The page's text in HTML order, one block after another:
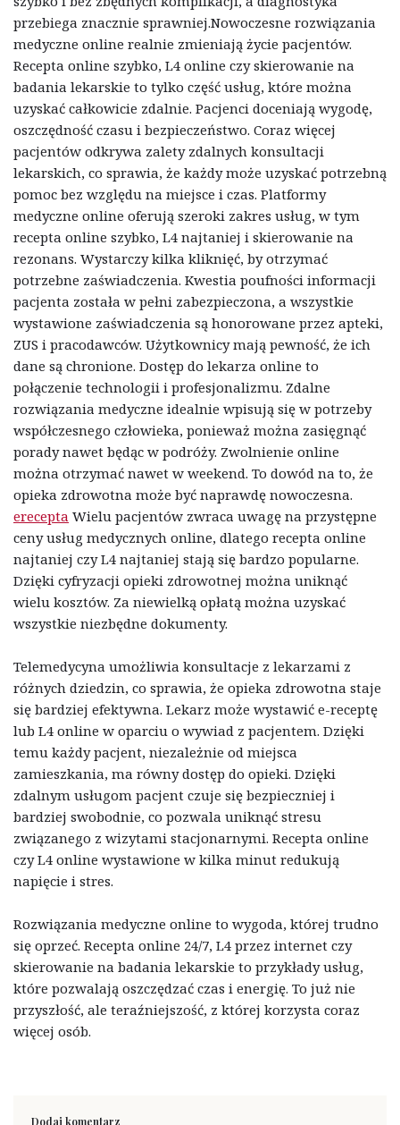
przebiega znacznie sprawniej.Nowoczesne rozwiązania
medyczne online realnie zmieniają życie pacjentów.
Recepta online szybko, L4 online czy skierowanie na
badania lekarskie to tylko część usług, które można
uzyskać całkowicie zdalnie. Pacjenci doceniają wygodę,
oszczędność czasu i bezpieczeństwo. Coraz więcej
pacjentów odkrywa zalety zdalnych konsultacji
lekarskich, co sprawia, że każdy może uzyskać potrzebną
pomoc bez względu na miejsce i czas. Platformy
medyczne online oferują szeroki zakres usług, w tym
recepta online szybko, L4 najtaniej i skierowanie na
rezonans. Wystarczy kilka kliknięć, by otrzymać
potrzebne zaświadczenia. Kwestia poufności informacji
pacjenta została w pełni zabezpieczona, a wszystkie
wystawione zaświadczenia są honorowane przez apteki,
ZUS i pracodawców. Użytkownicy mają pewność, że ich
dane są chronione. Dostęp do lekarza online to
połączenie technologii i profesjonalizmu. Zdalne
rozwiązania medyczne idealnie wpisują się w potrzeby
współczesnego człowieka, ponieważ można zasięgnąć
porady nawet będąc w podróży. Zwolnienie online
można otrzymać nawet w weekend. To dowód na to, że
opieka zdrowotna może być naprawdę nowoczesna.
erecepta Wielu pacjentów zwraca uwagę na przystępne
ceny usług medycznych online, dlatego recepta online
najtaniej czy L4 najtaniej stają się bardzo popularne.
Dzięki cyfryzacji opieki zdrowotnej można uniknąć
wielu kosztów. Za niewielką opłatą można uzyskać
wszystkie niezbędne dokumenty.
Telemedycyna umożliwia konsultacje z lekarzami z
różnych dziedzin, co sprawia, że opieka zdrowotna staje
się bardziej efektywna. Lekarz może wystawić e-receptę
lub L4 online w oparciu o wywiad z pacjentem. Dzięki
temu każdy pacjent, niezależnie od miejsca
zamieszkania, ma równy dostęp do opieki. Dzięki
zdalnym usługom pacjent czuje się bezpieczniej i
bardziej swobodnie, co pozwala uniknąć stresu
związanego z wizytami stacjonarnymi. Recepta online
czy L4 online wystawione w kilka minut redukują
napięcie i stres.
Rozwiązania medyczne online to wygoda, której trudno
się oprzeć. Recepta online 24/7, L4 przez internet czy
skierowanie na badania lekarskie to przykłady usług,
które pozwalają oszczędzać czas i energię. To już nie
przyszłość, ale teraźniejszość, z której korzysta coraz
więcej osób.
Dodaj komentarz